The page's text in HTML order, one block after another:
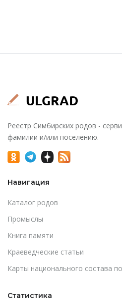
Реестр Симбирских родов -
фамилии и/или поселению.
Навигация
Каталог родов
Промыслы
Книга памяти
Краеведческие статьи
Карты национального состава
Статистика